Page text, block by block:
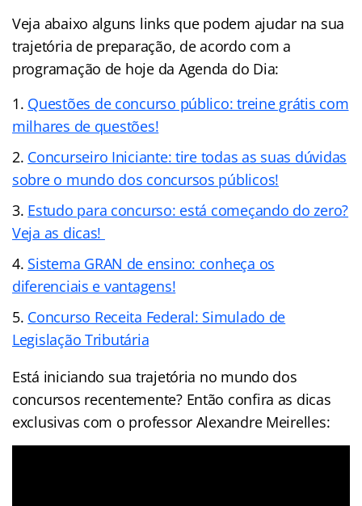
Veja abaixo alguns links que podem ajudar na sua
trajetória de preparação, de acordo com a
programação de hoje da Agenda do Dia:
Questões de concurso público: treine grátis com
milhares de questões!
Concurseiro Iniciante: tire todas as suas dúvidas
sobre o mundo dos concursos públicos!
Estudo para concurso: está começando do zero?
Veja as dicas!
Sistema GRAN de ensino: conheça os
diferenciais e vantagens!
Concurso Receita Federal: Simulado de
Legislação Tributária
Está iniciando sua trajetória no mundo dos
concursos recentemente? Então confira as dicas
exclusivas com o professor Alexandre Meirelles: